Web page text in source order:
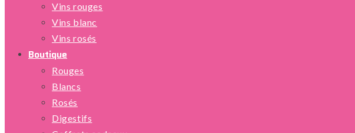
Vins rouges
Vins blanc
Vins rosés
Boutique
Rouges
Blancs
Rosés
Digestifs